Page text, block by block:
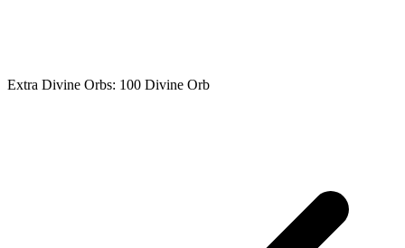
Extra Divine Orbs: 100 Divine Orb